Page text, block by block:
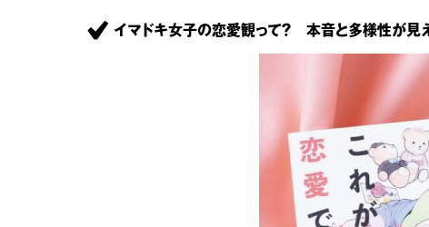
イマドキ女子の恋愛観って？ 本音と多様性が見え